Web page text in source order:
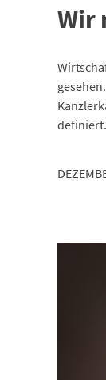
Wir